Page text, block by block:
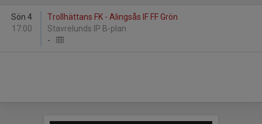
Sön 4
17:00
Trollhättans FK - Alingsås IF FF Grön
Stavrelunds IP B-plan
-